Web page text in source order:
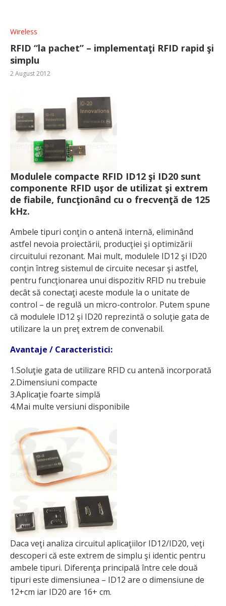
Wireless
RFID “la pachet” – implementaţi RFID rapid şi
simplu
2 August 2012
Modulele compacte RFID ID12 şi ID20 sunt
componente RFID uşor de utilizat şi extrem
de fiabile, funcţionând cu o frecvenţă de 125
kHz.
Ambele tipuri conţin o antenă internă, eliminând
astfel nevoia proiectării, producţiei şi optimizării
circuitului rezonant. Mai mult, modulele ID12 şi ID20
conţin întreg sistemul de circuite necesar şi astfel,
pentru funcţionarea unui dispozitiv RFID nu trebuie
decât să conectaţi aceste module la o unitate de
control – de regulă un micro-controlor. Putem spune
că modulele ID12 şi ID20 reprezintă o soluţie gata de
utilizare la un preţ extrem de convenabil.
Avantaje / Caracteristici:
1.Soluţie gata de utilizare RFID cu antenă incorporată
2.Dimensiuni compacte
3.Aplicaţie foarte simplă
4.Mai multe versiuni disponibile
Daca veţi analiza circuitul aplicaţiilor ID12/ID20, veţi
descoperi că este extrem de simplu şi identic pentru
ambele tipuri. Diferenţa principală între cele două
tipuri este dimensiunea – ID12 are o dimensiune de
12+cm iar ID20 are 16+ cm.